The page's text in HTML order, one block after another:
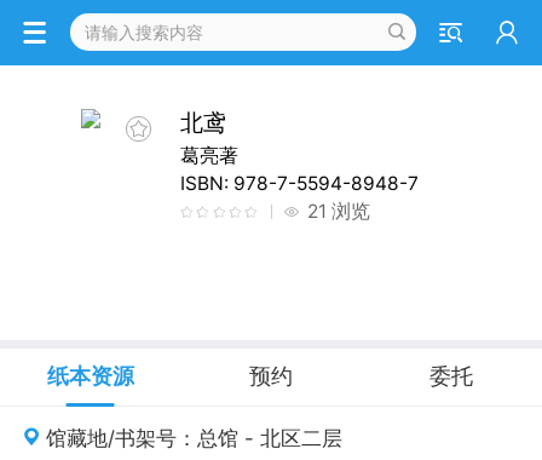
北鸢
葛亮著
ISBN: 978-7-5594-8948-7
21 浏览
纸本资源 预约 委托
馆藏地/书架号：总馆 - 北区二层